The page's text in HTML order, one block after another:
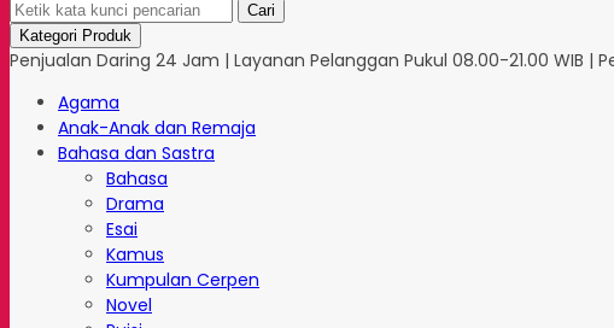
Cari
Kategori Produk
Penjualan Daring 24 Jam | Layanan Pelanggan Pukul 08.00-21.00 WIB |
Agama
Anak-Anak dan Remaja
Bahasa dan Sastra
Bahasa
Drama
Esai
Kamus
Kumpulan Cerpen
Novel